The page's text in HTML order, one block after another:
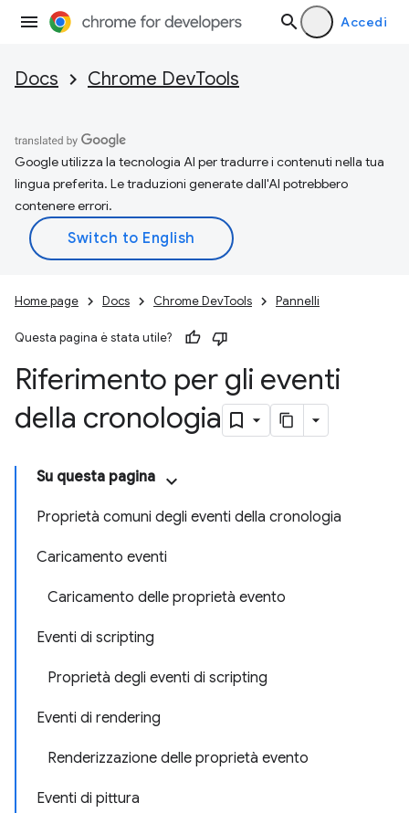
Accedi
Docs Chrome DevTools
Google utilizza la tecnologia AI per tradurre i contenuti nella tua
lingua preferita. Le traduzioni generate dall'AI potrebbero
contenere errori.
Home page Docs Chrome DevTools Pannelli
Questa pagina è stata utile?
Riferimento per gli eventi
della cronologia
Su questa pagina
Proprietà comuni degli eventi della cronologia
Caricamento eventi
Caricamento delle proprietà evento
Eventi di scripting
Proprietà degli eventi di scripting
Eventi di rendering
Renderizzazione delle proprietà evento
Eventi di pittura